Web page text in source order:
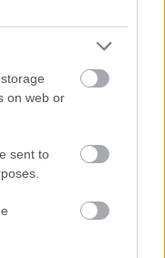
on web or
sent to
Bahreini Nagydíj